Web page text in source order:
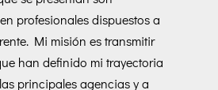
profesionales dispuestos a
Mi misión es transmitir
han definido mi trayectoria
principales agencias y a